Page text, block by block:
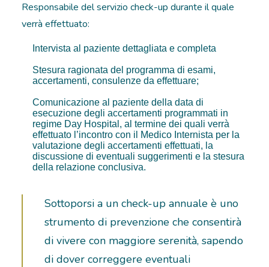
Responsabile del servizio check-up durante il quale
verrà effettuato:
Intervista al paziente dettagliata e completa
Stesura ragionata del programma di esami,
accertamenti, consulenze da effettuare;
Comunicazione al paziente della data di
esecuzione degli accertamenti programmati in
regime Day Hospital, al termine dei quali verrà
effettuato l’incontro con il Medico Internista per la
valutazione degli accertamenti effettuati, la
discussione di eventuali suggerimenti e la stesura
della relazione conclusiva.
Sottoporsi a un check-up annuale è uno
strumento di prevenzione che consentirà
di vivere con maggiore serenità, sapendo
di dover correggere eventuali